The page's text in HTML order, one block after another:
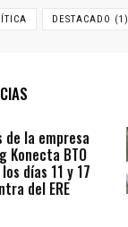
DESTACADO (1)
la empresa
Konecta BTO
días 11 y 17
del ERE